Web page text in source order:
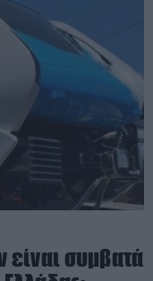
είναι συμβατά